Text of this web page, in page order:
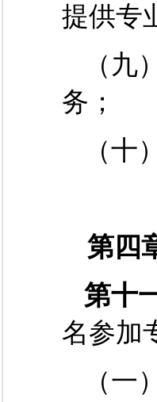
提供专
（
务；
（
第四
第十
名参加
（